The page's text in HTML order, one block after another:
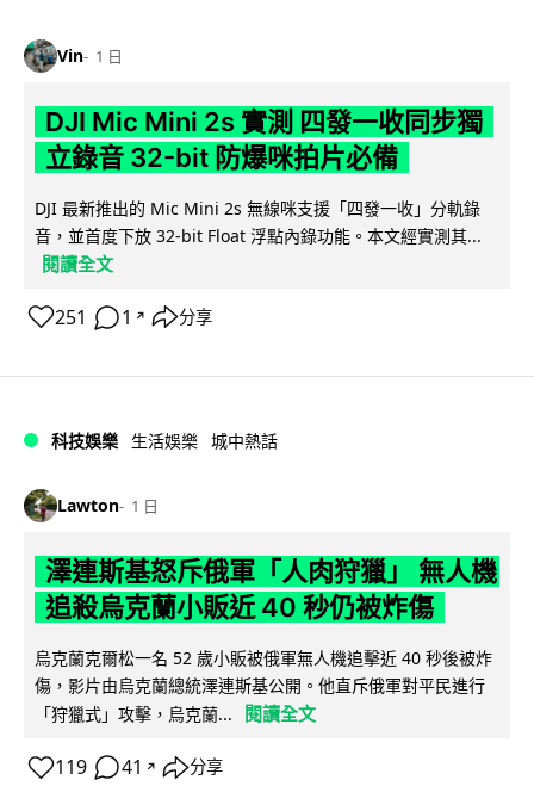
Vin 1 日
DJI Mic Mini 2s 實測 四發一收同步獨
立錄音 32-bit 防爆咪拍片必備
DJI 最新推出的 Mic Mini 2s 無線咪支援「四發一收」分軌錄
音，並首度下放 32-bit Float 浮點內錄功能。本文經實測其...
閱讀全文
251 1 ↗ 分享
科技娛樂 生活娛樂 城中熱話
Lawton 1 日
澤連斯基怒斥俄軍「人肉狩獵」 無人機
追殺烏克蘭小販近 40 秒仍被炸傷
烏克蘭克爾松一名 52 歲小販被俄軍無人機追擊近 40 秒後被炸
傷，影片由烏克蘭總統澤連斯基公開。他直斥俄軍對平民進行
「狩獵式」攻擊，烏克蘭...
閱讀全文
119 41 ↗ 分享